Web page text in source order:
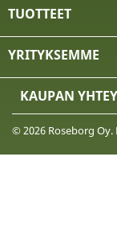
TUOTTEET
YRITYKSEMME
KAUPAN
© 2026 Roseborg